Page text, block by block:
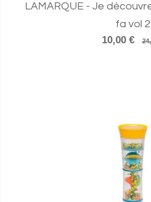
LAMARQUE - Je
fa vol 2
10,00 €